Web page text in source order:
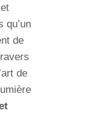
qu’un
de
de